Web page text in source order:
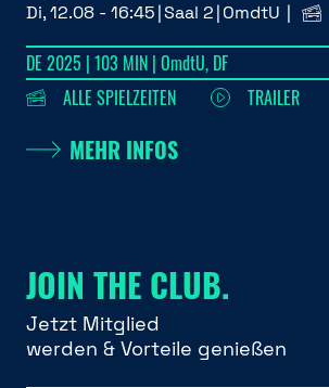
Di, 12.08 - 16:45 Saal 2 OmdtU
DE 2025 | 103 MIN | OmdtU, DF
ALLE SPIELZEITEN
TRAILER
MEHR INFOS
JOIN THE CLUB.
Jetzt Mitglied
werden & Vorteile genießen